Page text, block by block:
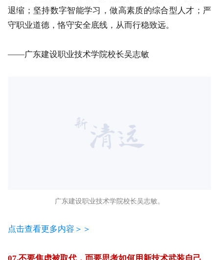
做人做事要严谨可靠，在工作中出手即精品，到岗即放
心；从业沉心蓄力，不因辛苦便思跳槽，不因困境便生
守职业道德，恪守安全底线，从而行稳致远。
广东建设职业技术学院校长吴志敏。